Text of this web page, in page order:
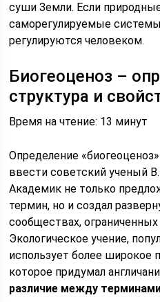
суши Земли. Если
саморегулируемые
регулируются человеком.
Биогеоценоз –
структура и
Время на чтение: 13 минут
Определение
ввести советский ученый
Академик не только
термин, но и создал
сообществах,
Экологическое учение,
использует более широкое
которое придумал
различие между